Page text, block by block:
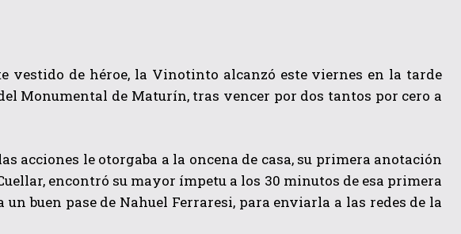
vestido de héroe, la Vinotinto alcanzó este viernes en la tarde
Monumental de Maturín, tras vencer por dos tantos por cero a
acciones le otorgaba a la oncena de casa, su primera anotación
encontró su mayor ímpetu a los 30 minutos de esa primera
buen pase de Nahuel Ferraresi, para enviarla a las redes de la